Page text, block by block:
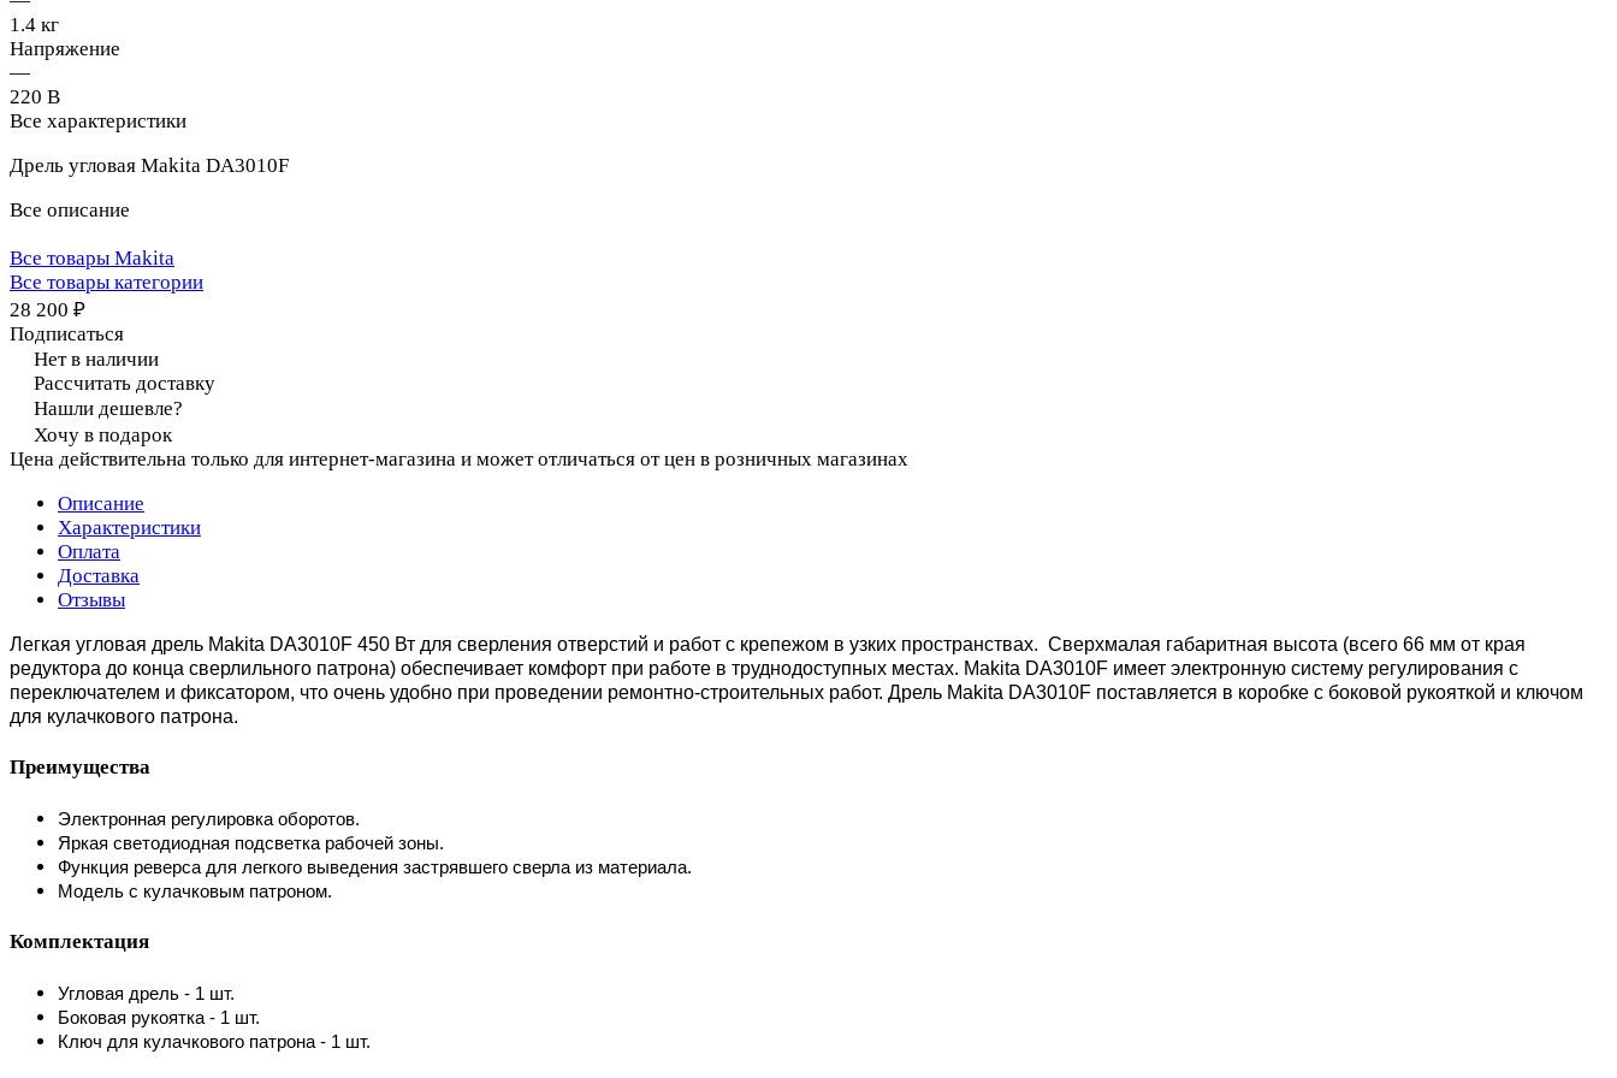
1.4 кг
Напряжение
—
220 В
Все характеристики
Дрель угловая Makita DA3010F
Все описание
Все товары Makita
Все товары категории
28 200 ₽
Подписаться
Нет в наличии
Рассчитать доставку
Нашли дешевле?
Хочу в подарок
Цена действительна только для интернет-магазина и может отличаться от цен в розничных магазинах
Описание
Характеристики
Оплата
Доставка
Отзывы
Легкая угловая дрель Makita DA3010F 450 Вт для сверления отверстий и работ с крепежом в узких пространствах. Сверхмалая габаритная высота (всего 66 мм от края
редуктора до конца сверлильного патрона) обеспечивает комфорт при работе в труднодоступных местах. Makita DA3010F имеет электронную систему регулирования с
переключателем и фиксатором, что очень удобно при проведении ремонтно-строительных работ. Дрель Makita DA3010F поставляется в коробке с боковой рукояткой и ключом
для кулачкового патрона.
Преимущества
Электронная регулировка оборотов.
Яркая светодиодная подсветка рабочей зоны.
Функция реверса для легкого выведения застрявшего сверла из материала.
Модель с кулачковым патроном.
Комплектация
Угловая дрель - 1 шт.
Боковая рукоятка - 1 шт.
Ключ для кулачкового патрона - 1 шт.